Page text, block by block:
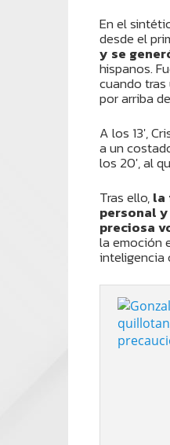
En el
desde el
y se
hispanos.
cuando
por arriba
A los 13′,
a un
los 20′, al
Tras ello, la
personal
preciosa
la emoción
inteligencia